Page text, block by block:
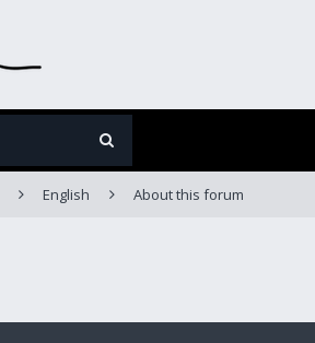
English About this forum